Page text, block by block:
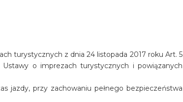
turystycznych z dnia 24 listopada 2017 roku Art. 5
o imprezach turystycznych i powiązanych
jazdy, przy zachowaniu pełnego bezpieczeństwa